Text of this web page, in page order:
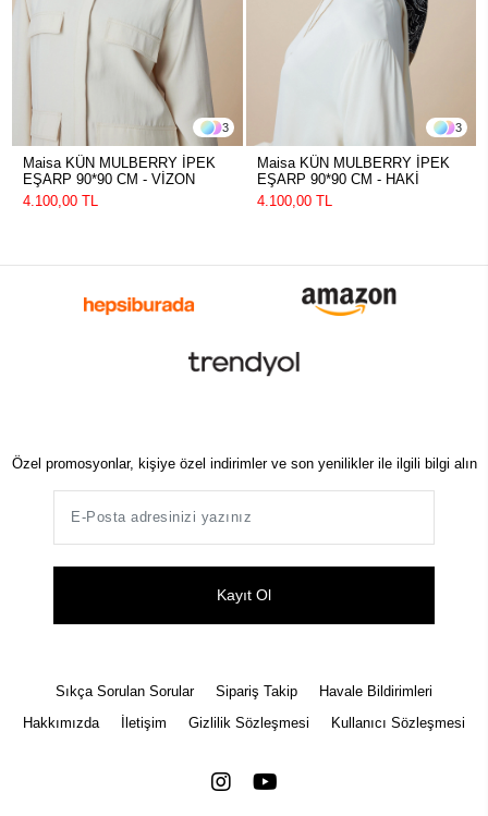
3
Maisa KÜN MULBERRY İPEK
EŞARP 90*90 CM - VİZON
4.100,00 TL
3
Maisa KÜN MULBERRY İPEK
EŞARP 90*90 CM - HAKİ
4.100,00 TL
Özel promosyonlar, kişiye özel indirimler ve son yenilikler ile ilgili bilgi alın
Kayıt Ol
Sıkça Sorulan Sorular Sipariş Takip
Havale Bildirimleri
Hakkımızda
İletişim Gizlilik Sözleşmesi Kullanıcı Sözleşmesi